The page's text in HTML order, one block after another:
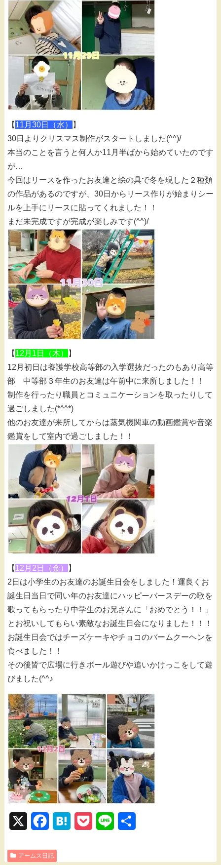
【 11月30日（水）
】
30日よりクリスマス制作がスタートしました(^^)/
本当のことを言うと何人か11月半ばから始めていたのです
が…
今回はリースを作ったお友達と絵の具で冬を現した２種類
の作品があるのですが、30日からリース作りが始まりシー
ルを上手にリースに貼ってくれました！！
まだ未完成ですが完成が楽しみです(^^)/
【 12月1日（木）
】
12月初日は養護学校高等部の入学選抜だったのもあり高等
部 中等部３年生のお友達は午前中に来所しました！！
制作を行ったり職員とコミュニケーションを取ったりして
過ごしました(*^^*)
他のお友達が来所してからは蒸気機関車の動画鑑賞や音楽
鑑賞をして室内で過ごしました！！
【 12月2日（金）
】
2日は小学生のお友達のお誕生日会をしました！運良くお
誕生日当日で同い年のお友達にハッピーバースデーの歌を
歌ってもらったり中学生のお兄さんに「おめでとう！！」
とお祝いしてもらい素敵なお誕生日会になりました！！！
お誕生日会ではチーズケーキやチョコのバームクーヘンを
食べました！！
その後皆で広場に行きボール遊びや追いかけっこをして遊
びました(^^♪
c
アームス日記